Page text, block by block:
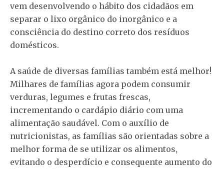
vem desenvolvendo o hábito dos cidadãos em
separar o lixo orgânico do inorgânico e a
consciência do destino correto dos resíduos
domésticos.
A saúde de diversas famílias também está melhor!
Milhares de famílias agora podem consumir
verduras, legumes e frutas frescas,
incrementando o cardápio diário com uma
alimentação saudável. Com o auxílio de
nutricionistas, as famílias são orientadas sobre a
melhor forma de se utilizar os alimentos,
evitando o desperdício e consequente aumento do